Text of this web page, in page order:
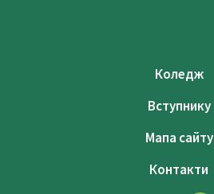
Коледж
Вступнику
Мапа сайту
Контакти